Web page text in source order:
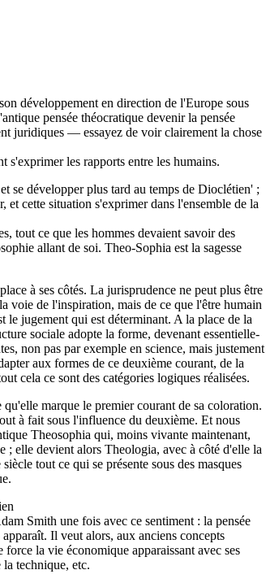
développement en direction de l'Europe sous
pensée théocratique devenir la pensée
juridiques — essayez de voir clairement la chose
s'exprimer les rapports entre les humains.
se développer plus tard au temps de Dioclétien' ;
cette situa­tion s'exprimer dans l'ensemble de la
tout ce que les hommes devaient savoir des
allant de soi. Theo-Sophia est la sagesse
à ses côtés. La jurisprudence ne peut plus être
voie de l'inspiration, mais de ce que l'être humain
le jugement qui est déterminant. A la place de la
sociale adopte la forme, devenant essentielle­
non pas par exemple en science, mais justement
aux formes de ce deuxième courant, de la
cela ce sont des catégories logiques réalisées.
marque le premier courant de sa coloration.
à fait sous l'influence du deuxième. Et nous
Theosophia qui, moins vivante maintenant,
; elle devient alors Theologia, avec à côté d'elle la
tout ce qui se présente sous des masques
Smith une fois avec ce sentiment : la pensée
Il veut alors, aux anciens concepts
la vie économique apparaissant avec ses
technique, etc.